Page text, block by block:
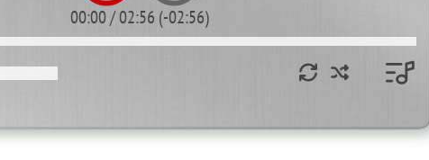
00:00/02:56 (-02:56)